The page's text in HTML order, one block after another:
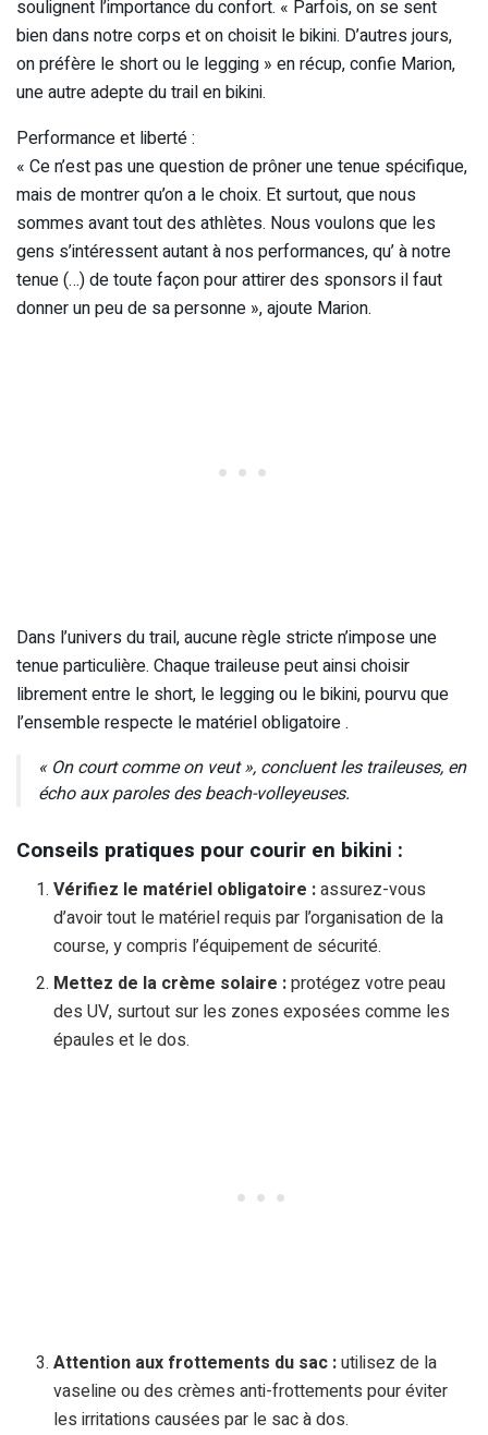
soulignent l’importance du confort. « Parfois, on se sent
bien dans notre corps et on choisit le bikini. D’autres jours,
on préfère le short ou le legging » en récup, confie Marion,
une autre adepte du trail en bikini.
Performance et liberté :
« Ce n’est pas une question de prôner une tenue spécifique,
mais de montrer qu’on a le choix. Et surtout, que nous
sommes avant tout des athlètes. Nous voulons que les
gens s’intéressent autant à nos performances, qu’ à notre
tenue (…) de toute façon pour attirer des sponsors il faut
donner un peu de sa personne », ajoute Marion.
Dans l’univers du trail, aucune règle stricte n’impose une
tenue particulière. Chaque traileuse peut ainsi choisir
librement entre le short, le legging ou le bikini, pourvu que
l’ensemble respecte le matériel obligatoire .
« On court comme on veut », concluent les traileuses, en
écho aux paroles des beach-volleyeuses.
Conseils pratiques pour courir en bikini :
Vérifiez le matériel obligatoire :assurez-vous
d’avoir tout le matériel requis par l’organisation de la
course, y compris l’équipement de sécurité.
Mettez de la crème solaire :protégez votre peau
des UV, surtout sur les zones exposées comme les
épaules et le dos.
Attention aux frottements du sac :utilisez de la
vaseline ou des crèmes anti-frottements pour éviter
les irritations causées par le sac à dos.